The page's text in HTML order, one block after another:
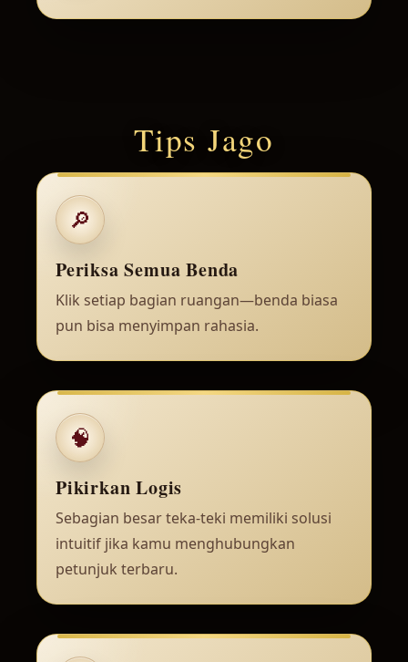
Tips Jago
🔎
Periksa Semua Benda
Klik setiap bagian ruangan—benda biasa
pun bisa menyimpan rahasia.
🧠
Pikirkan Logis
Sebagian besar teka-teki memiliki solusi
intuitif jika kamu menghubungkan
petunjuk terbaru.